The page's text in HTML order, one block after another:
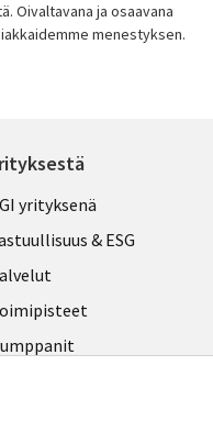
Oivaltavana ja osaavana
menestyksen.
yrityksenä
& ESG